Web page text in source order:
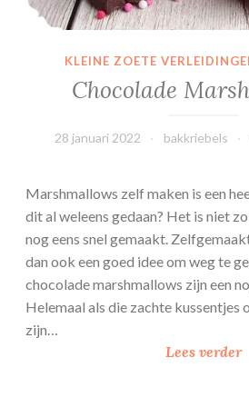
KLEINE ZOETE
Chocolade
28 januari 2022 bakkriebels
Marshmallows zelf maken is een
dit al weleens gedaan? Het is niet
nog eens snel gemaakt.
dan ook een goed idee om weg te
chocolade marshmallows zijn een
Helemaal als die zachte kussentjes
zijn…
Lees verderC